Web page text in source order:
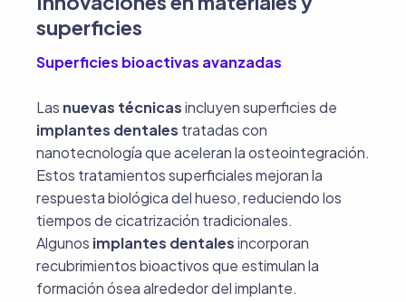
superficies
Superficies bioactivas avanzadas
Las nuevas técnicasincluyen superficies de
implantes dentales tratadas con
nanotecnología que aceleran la osteointegración.
Estos tratamientos superficiales mejoran la
respuesta biológica del hueso, reduciendo los
tiempos de cicatrización tradicionales.
Algunos implantes dentalesincorporan
recubrimientos bioactivos que estimulan la
formación ósea alrededor del implante.